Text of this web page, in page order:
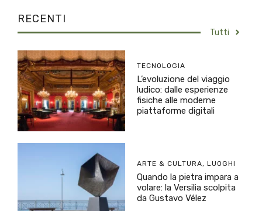
RECENTI
Tutti
TECNOLOGIA
L’evoluzione del viaggio
ludico: dalle esperienze
fisiche alle moderne
piattaforme digitali
ARTE & CULTURA, LUOGHI
Quando la pietra impara a
volare: la Versilia scolpita
da Gustavo Vélez